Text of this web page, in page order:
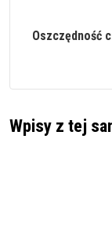
Oszczędność
Wpisy z tej